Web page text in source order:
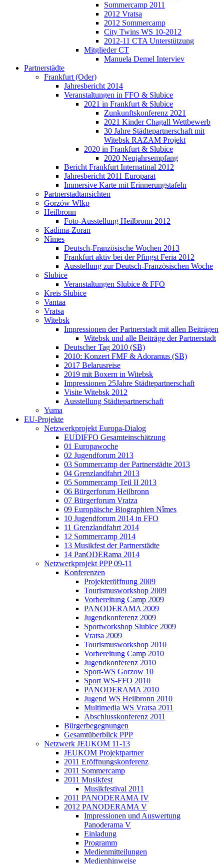
Sommercamp 2011
2012 Vratsa
2012 Sommercamp
City Twins WS 10-2012
2012-11 CTA Unterstützung
Mitglieder CT
Manuela Demel Interviev
Partnerstädte
Frankfurt (Oder)
Jahresbericht 2014
Veranstaltungen in FFO & Slubice
2021 in Frankfurt & Slubice
Zunkunftskonferenz 2021
2021 Kinder Chagall Wettbewerb
30 Jahre Städtepartnerschaft mit
Witebsk RAZAM Projekt
2020 in Frankfurt & Slubice
2020 Neujahrsempfang
Bericht Frankfurt Internatinal 2012
Jahresbericht 2011 Europarat
Immersive Karte mit Erinnerungstafeln
Partnerstadtansichten
Gorzów Wlkp
Heilbronn
Foto-Ausstellung Heilbronn 2012
Kadima-Zoran
Nîmes
Deutsch-Französische Wochen 2013
Frankfurt aktiv bei der Pfingst Feria 2012
Ausstellung zur Deutsch-Französischen Woche
Słubice
Veranstaltungen Slubice & FFO
Kreis Słubice
Vantaa
Vratsa
Witebsk
Impressionen der Partnerstadt mit allen Beiträgen
Witebsk und alle Beiträge der Partnerstadt
Deutscher Tag 2010 (SB)
2010: Konzert FMF & Adoramus (SB)
2017 Belarusreise
2019 mit Boxern in Witebsk
Impressionen 25Jahre Städtepartnerschaft
Visite Witebsk 2012
Ausstellung Städtepartnerschaft
Yuma
EU-Projekte
Netzwerkprojekt Europa-Dialog
EUDIFFO Gesamteinschätzung
01 Europawoche
02 Jugendforum 2013
03 Sommercamp der Partnerstädte 2013
04 Grenzlandfahrt 2013
05 Sommercamp Teil II 2013
06 Bürgerforum Heilbronn
07 Bürgerforum Vratza
09 Europäische Biographien Nîmes
10 Jugendforum 2014 in FFO
11 Grenzlandfahrt 2014
12 Sommercamp 2014
13 Musikfest der Partnerstädte
14 PanODERama 2014
Netzwerkprojekt PPP 09-11
Konferenzen
Projekteröffnung 2009
Tourismusworkshop 2009
Vorbereitung Camp 2009
PANODERAMA 2009
Jugendkonferenz 2009
Sportworkshop Slubice 2009
Vratsa 2009
Tourismusworkshop 2010
Vorbereitung Camp 2010
Jugendkonferenz 2010
Sport-WS Gorzow 10
Sport WS-FFO 2010
PANODERAMA 2010
Jugend WS Heilbronn 2010
Multimedia WS Vratsa 2011
Abschlusskonferenz 2011
Bürgerbegegnungen
Gesamtüberblick PPP
Netzwerk JEUKOM 11-13
JEUKOM Projektpartner
2011 Eröffnungskonferenz
2011 Sommercamp
2011 Musikfest
Musikfestival 2011
2011 PANODERAMA IV
2012 PANODERAMA V
Impressionen und Auswertung
Panoderama V
Einladung
Programm
Medienmitteilungen
Medienhinweise